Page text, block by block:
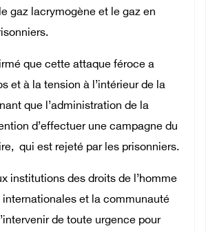
gaz lacrymogène et le gaz en
que cette attaque féroce a
et à la tension à l’intérieur de la
que l’administration de la
d’effectuer une campagne du
qui est rejeté par les prisonniers.
institutions des droits de l’homme
et la communauté
de toute urgence pour